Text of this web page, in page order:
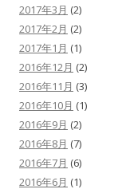
2017年3月 (2)
2017年2月 (2)
2017年1月 (1)
2016年12月 (2)
2016年11月 (3)
2016年10月 (1)
2016年9月 (2)
2016年8月 (7)
2016年7月 (6)
2016年6月 (1)